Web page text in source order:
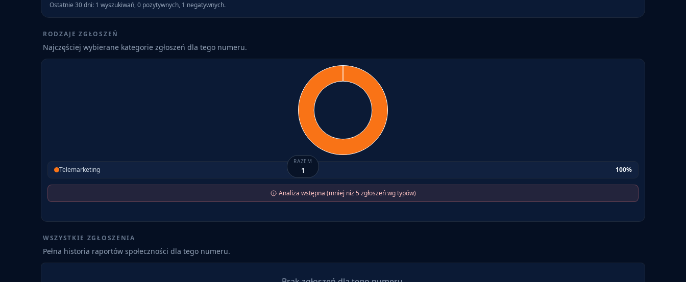
Ostatnie 30 dni: 1 wyszukiwań,0 pozytywnych, 1 negatywnych.
RODZAJE ZGŁOSZEŃ
Najczęściej wybierane kategorie zgłoszeń dla tego numeru.
RAZEM
1
Telemarketing 100%
Analiza wstępna (mniej niż 5 zgłoszeń wg typów)
WSZYSTKIE ZGŁOSZENIA
Pełna historia raportów społeczności dla tego numeru.